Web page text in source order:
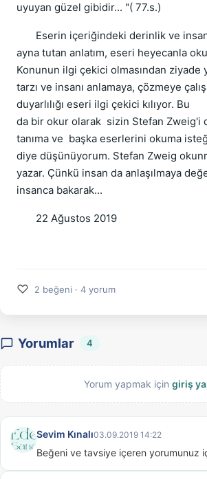
uyuyan güzel gibidir... "( 77.s.)
Eserin içeriğindeki derinlik ve
ayna tutan anlatım, eseri heyecanla
Konunun ilgi çekici olmasından ziyade
tarzı ve insanı anlamaya, çözmeye
duyarlılığı eseri ilgi çekici kılıyor. Bu
da bir okur olarak sizin Stefan Zweig'i
tanıma ve başka eserlerini okuma
diye düşünüyorum. Stefan Zweig
yazar. Çünkü insan da anlaşılmaya
insanca bakarak...
22 Ağustos 2019
♡ 2 beğeni · 4 yorum
Yorumlar 4
Yorum yapmak için giriş
Sevim Kınalı03.09.2019 14:22
Beğeni ve tavsiye içeren yorumunuz